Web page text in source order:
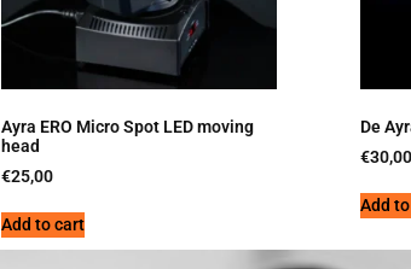
Ayra ERO Micro Spot LED moving
head
€25,00
Add to cart
De
€30,00
Add